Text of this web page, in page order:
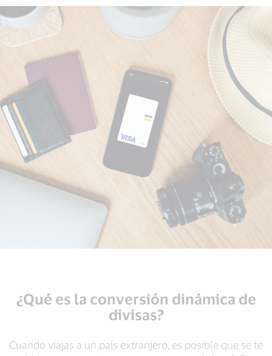
¿Qué es la conversión dinámica de
divisas?
Cuando viajas a un país extranjero, es posible que se te